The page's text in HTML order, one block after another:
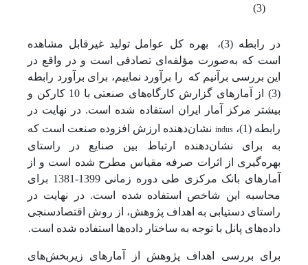
(3)
در رابطه (3)،
بهره‌ کل عوامل تولید غیرقابل مشاهده
است که به‌صورت مؤلفه‌ای تصادفی است و در واقع در
این بررسی برآنیم که را برآورد نماییم، برای برآورد رابطه
(3) از آمارهای گزارش کارگاه‌های صنعتی با 10 کارکن و
بیشتر مرکز آمار ایران استفاده شده است. در نهایت در
رابطه (1)،
indus نشان‌دهنده ارزش افزوده صنعت است که
به برای نشان‌دهنده ارتباط بین صنایع در راستای
بهره‌گیری از اثرات صرفه مقیاس مطرح شده است و از
آمارهای بانک مرکزی طی دوره زمانی 1399-1381 برای
محاسبه این شاخص استفاده شده است. در نهایت در
راستای دستیابی به اهداف پژوهش، از روش اقتصادسنجی
داده‌های پانل با توجه به ساختار داده‌ها استفاده شده است.
برای بررسی اهداف پژوهش از آمارهای زیربخش‌های